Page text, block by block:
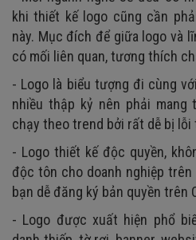
khi thiết kế logo cũng cần
này. Mục đích để giữa logo và
có mối liên quan, tương thích
- Logo là biểu tượng đi cùng
nhiều thập kỷ nên phải mang
chạy theo trend bởi rất dễ bị lỗi
- Logo thiết kế độc quyền,
độc tôn cho doanh nghiệp
bạn dễ đăng ký bản quyền trên
- Logo được xuất hiện phổ